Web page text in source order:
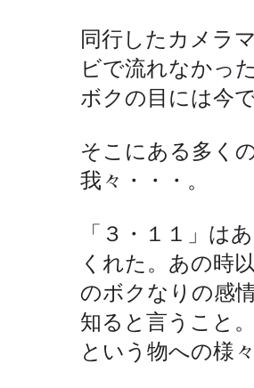
同行したカメラ
ビで流れなかった
ボクの目には今
そこにある多く
我々・・・。
「３・１１」は
くれた。あの時
のボクなりの感
知ると言うこと
という物への様